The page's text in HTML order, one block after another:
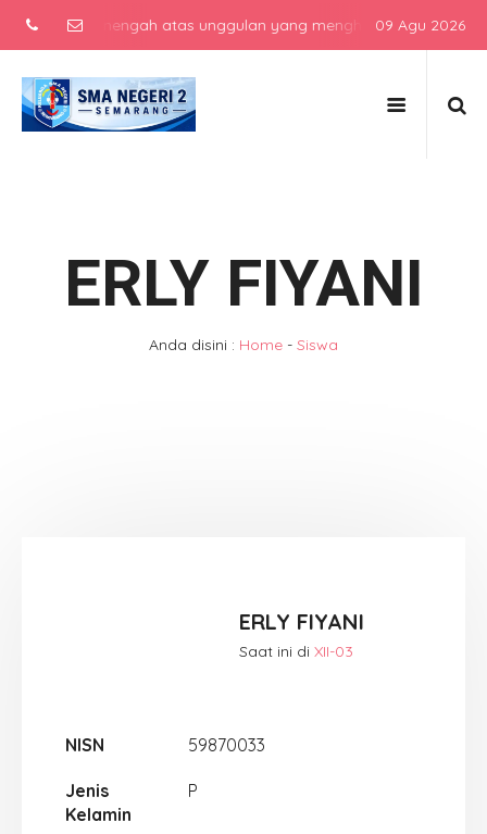
menengah atas unggulan yang menghasilkan lulusan
09 Agu 2026
ERLY FIYANI
Anda disini : Home - Siswa
ERLY FIYANI
Saat ini di XII-03
NISN 59870033
Jenis
Kelamin
P